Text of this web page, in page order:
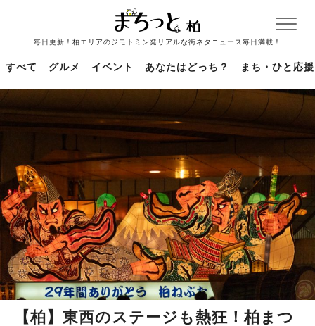
毎日更新！柏エリアのジモトミン発リアルな街ネタニュース毎日満載！
すべて グルメ イベント あなたはどっち？ まち・ひと応援
【柏】東西のステージも熱狂！柏まつ